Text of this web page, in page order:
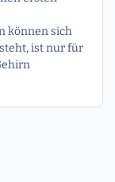
können sich
ist nur für